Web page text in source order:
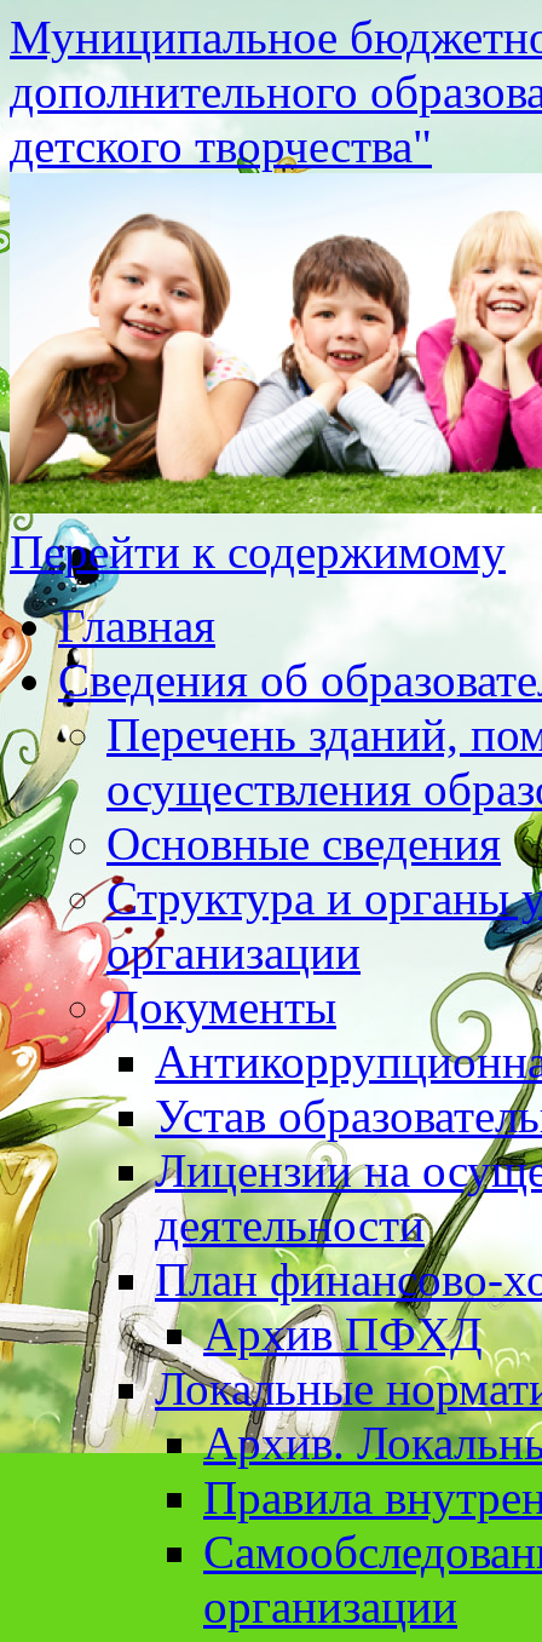
Муниципальное
дополнительного
детского творчества"
Перейти к содержимому
Главная
Сведения об
Перечень зданий,
осуществления
Основные сведения
Структура и органы
организации
Документы
Устав
Лицензии на
деятельности
План финансово-
Архив ПФХД
Локальные
Архив.
Правила
организации